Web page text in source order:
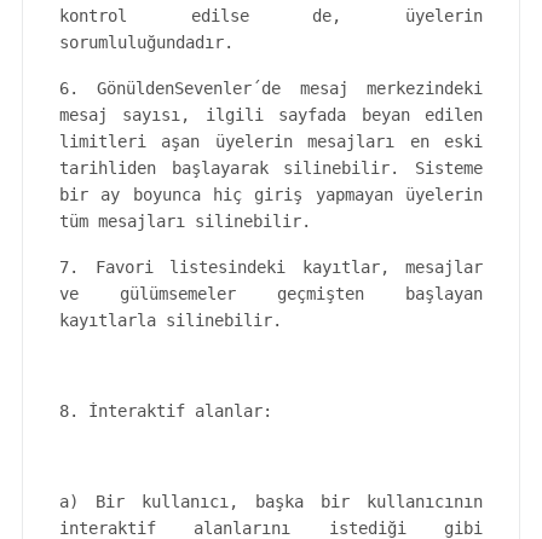
kontrol edilse de, üyelerin
sorumluluğundadır.
6. GönüldenSevenler´de mesaj merkezindeki
mesaj sayısı, ilgili sayfada beyan edilen
limitleri aşan üyelerin mesajları en eski
tarihliden başlayarak silinebilir. Sisteme
bir ay boyunca hiç giriş yapmayan üyelerin
tüm mesajları silinebilir.
7. Favori listesindeki kayıtlar, mesajlar
ve gülümsemeler geçmişten başlayan
kayıtlarla silinebilir.
8. İnteraktif alanlar:
a) Bir kullanıcı, başka bir kullanıcının
interaktif alanlarını istediği gibi